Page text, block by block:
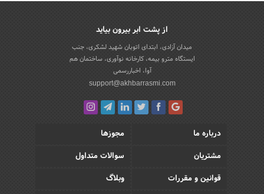
از پشت ابر بیرون بیاید
میدان آزادی، ابتدای اتوبان شهید لشکری، جنب
ایستگاه مترو بیمه، کارخانه نوآوری، ساختمان هم
آوا، اخباررسمی
support@akhbarrasmi.com
درباره ما
مجوزها
مشتریان
سوالات متداول
قوانین و مقررات
وبلاگ